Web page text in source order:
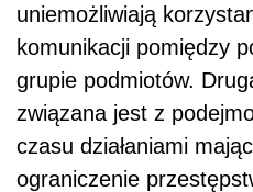
uniemożliwiają
komunikacji pomiędzy
grupie podmiotów.
związana jest z
czasu działaniami
ograniczenie